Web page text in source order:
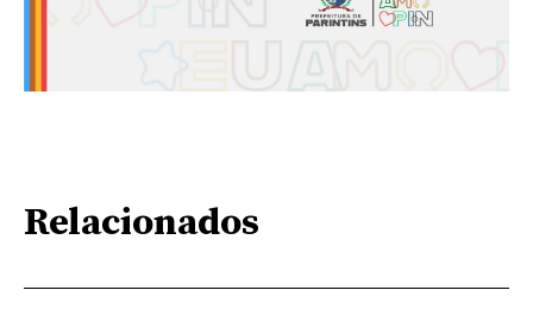
Relacionados